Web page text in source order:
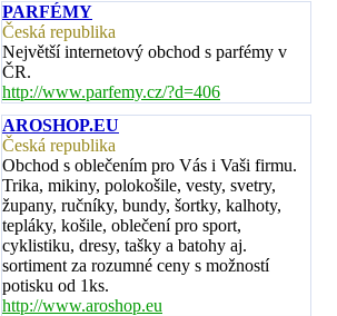
PARFÉMY
Česká republika
Největší internetový obchod s parfémy v
ČR.
http://www.parfemy.cz/?d=406
AROSHOP.EU
Česká republika
Obchod s oblečením pro Vás i Vaši firmu.
Trika, mikiny, polokošile, vesty, svetry,
župany, ručníky, bundy, šortky, kalhoty,
tepláky, košile, oblečení pro sport,
cyklistiku, dresy, tašky a batohy aj.
sortiment za rozumné ceny s možností
potisku od 1ks.
http://www.aroshop.eu